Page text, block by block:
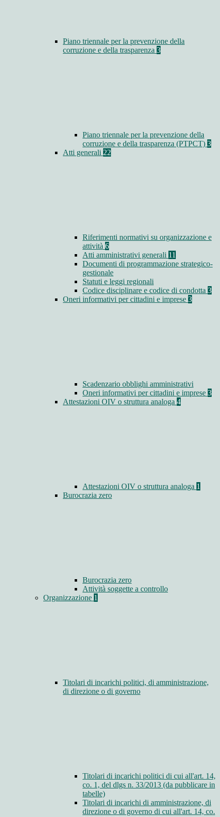
Piano triennale per la prevenzione della
corruzione e della trasparenza 3
Piano triennale per la prevenzione della
corruzione e della trasparenza (PTPCT) 3
Atti generali 22
Riferimenti normativi su organizzazione e
attività 6
Atti amministrativi generali 11
Documenti di programmazione strategico-
gestionale
Statuti e leggi regionali
Codice disciplinare e codice di condotta 3
Oneri informativi per cittadini e imprese 3
Scadenzario obblighi amministrativi
Oneri informativi per cittadini e imprese 3
Attestazioni OIV o struttura analoga 4
Attestazioni OIV o struttura analoga 1
Burocrazia zero
Burocrazia zero
Attività soggette a controllo
Organizzazione 1
Titolari di incarichi politici, di amministrazione,
di direzione o di governo
Titolari di incarichi politici di cui all'art. 14,
co. 1, del dlgs n. 33/2013 (da pubblicare in
tabelle)
Titolari di incarichi di amministrazione, di
direzione o di governo di cui all'art. 14, co.